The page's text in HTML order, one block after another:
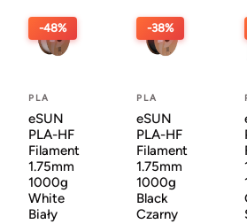
-48%
PLA
eSUN
PLA-HF
Filament
1.75mm
1000g
White
Biały
-38%
PLA
eSUN
PLA-HF
Filament
1.75mm
1000g
Black
Czarny